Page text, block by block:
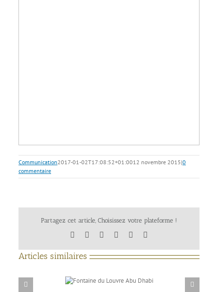
Communication2017-01-02T17:08:52+01:0012 novembre 2015|0
commentaire
Partagez cet article, Choisissez votre plateforme !
Facebook LinkedIn
TumblrPinterest
Articles similaires
du Louvre Abu